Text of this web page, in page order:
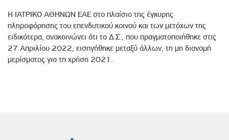
Η ΙΑΤΡΙΚΟ ΑΘΗΝΩΝ ΕΑΕ στο πλαίσιο της έγκυρης
πληροφόρησης του επενδυτικού κοινού και των μετόχων της
ειδικότερα, ανακοινώνει ότι το Δ.Σ., που πραγματοποιήθηκε στις
27 Απριλίου 2022, εισηγήθηκε μεταξύ άλλων, τη μη διανομή
μερίσματος για τη χρήση 2021.